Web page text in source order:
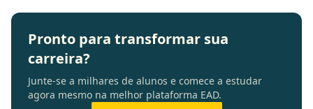
Pronto para transformar sua
carreira?
Junte-se a milhares de alunos e comece a estudar
agora mesmo na melhor plataforma EAD.